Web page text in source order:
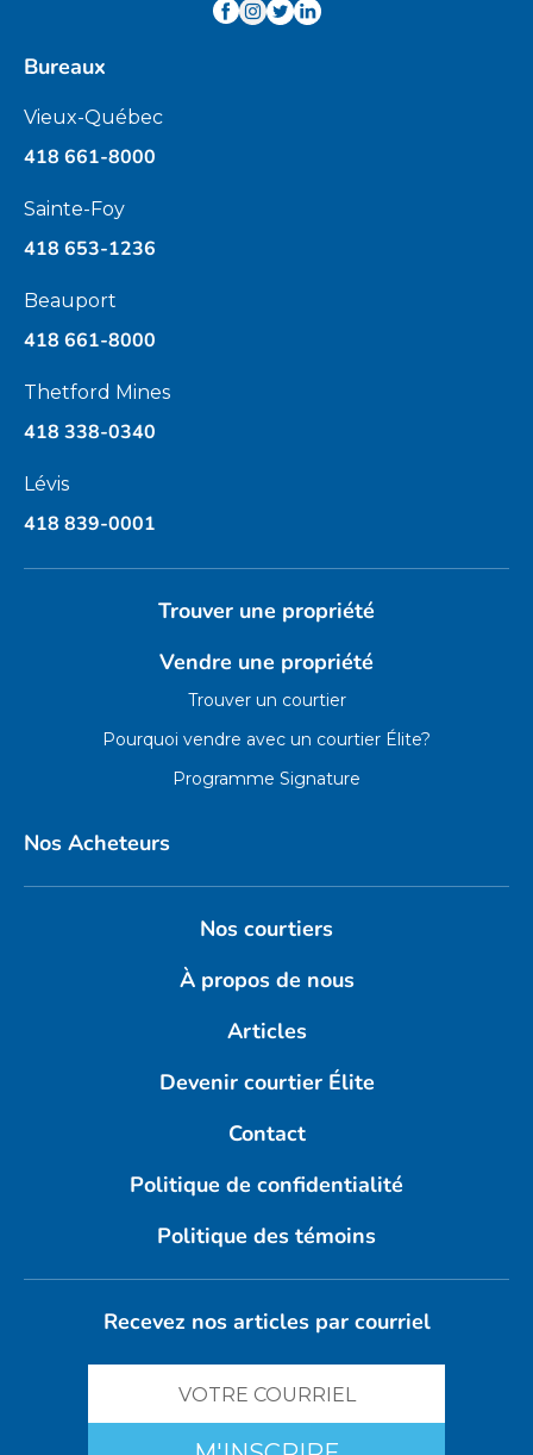
Bureaux
Vieux-Québec
418 661-8000
Sainte-Foy
418 653-1236
Beauport
418 661-8000
Thetford Mines
418 338-0340
Lévis
418 839-0001
Trouver une propriété
Vendre une propriété
Trouver un courtier
Pourquoi vendre avec un courtier Élite?
Programme Signature
Nos Acheteurs
Nos courtiers
À propos de nous
Articles
Devenir courtier Élite
Contact
Politique de confidentialité
Politique des témoins
Recevez nos articles par courriel